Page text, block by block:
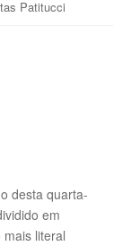
Patitucci
desta quarta-
em
literal